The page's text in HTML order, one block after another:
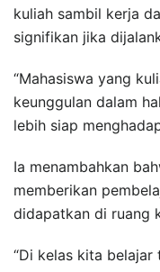
kuliah sambil kerja
signifikan jika
“Mahasiswa yang
keunggulan dalam
lebih siap
Ia menambahkan
memberikan
didapatkan di ruang
“Di kelas kita